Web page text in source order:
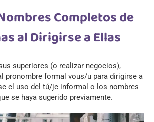
Completos de
al Dirigirse a Ellas
superiores (o realizar negocios),
pronombre formal vous/u para dirigirse a
el uso del tú/je informal o los nombres
se haya sugerido previamente.